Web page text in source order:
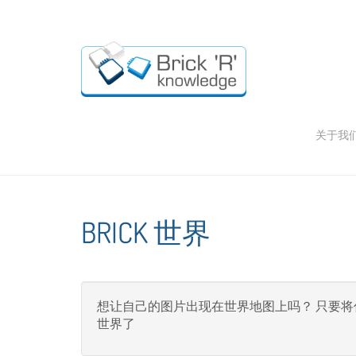
关于我
BRICK 世界
想让自己的图片出现在世界地图上吗？ 只要将
世界了